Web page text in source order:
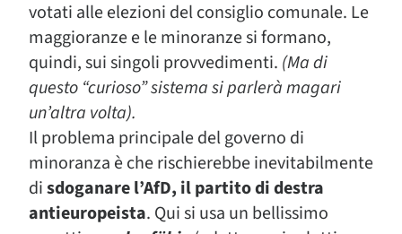
votati alle elezioni del consiglio comunale. Le
maggioranze e le minoranze si formano,
quindi, sui singoli provvedimenti. (Ma di
questo “curioso” sistema si parlerà magari
un’altra volta).
Il problema principale del governo di
minoranza è che rischierebbe inevitabilmente
disdoganare l’AfD, il partito di destra
antieuropeista. Qui si usa un bellissimo